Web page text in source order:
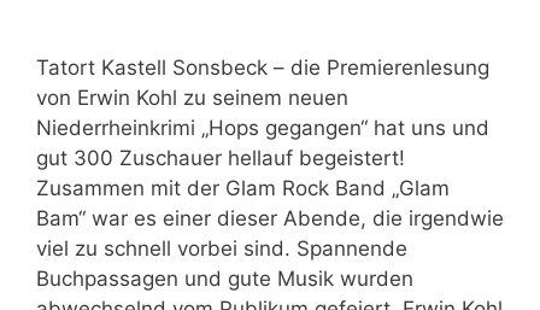
Tatort Kastell Sonsbeck – die Premierenlesung
von Erwin Kohl zu seinem neuen
Niederrheinkrimi „Hops gegangen“ hat uns und
gut 300 Zuschauer hellauf begeistert!
Zusammen mit der Glam Rock Band „Glam
Bam“ war es einer dieser Abende, die irgendwie
viel zu schnell vorbei sind. Spannende
Buchpassagen und gute Musik wurden